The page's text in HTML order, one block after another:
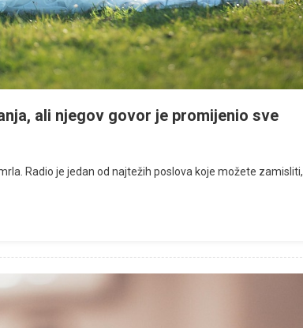
ali njegov govor je promijenio sve
Radio je jedan od najtežih poslova koje možete zamisliti,